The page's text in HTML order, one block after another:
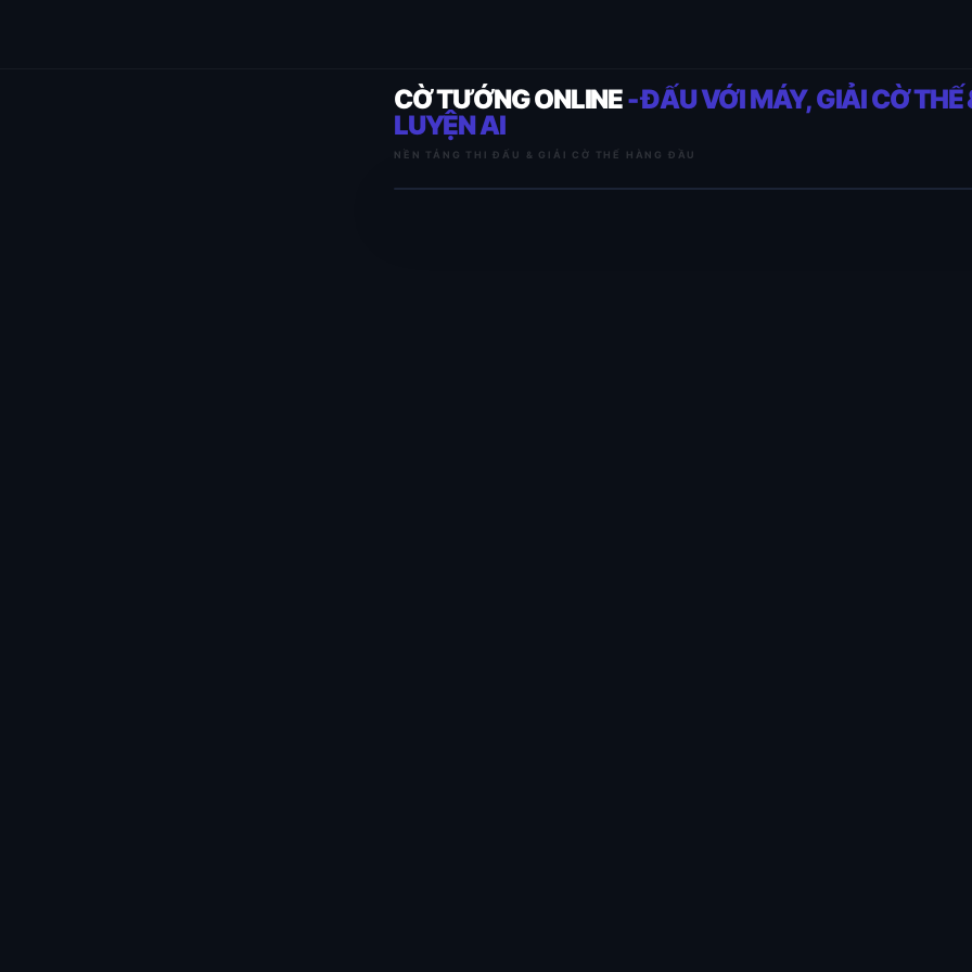
CỜ TƯỚNG ONLINE- ĐẤU VỚI MÁY, GIẢI CỜ THẾ
LUYỆN AI
NỀN TẢNG THI ĐẤU & GIẢI CỜ THẾ HÀNG ĐẦU